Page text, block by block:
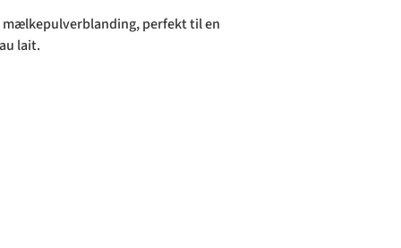
mælkepulverblanding, perfekt til en
lait.